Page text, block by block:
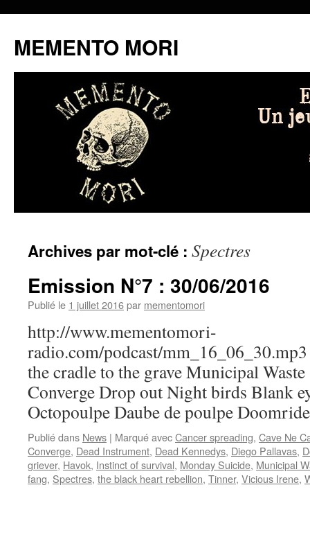
MEMENTO MORI
au
contenu
Archives par mot-clé : Spectres
Emission N°7 : 30/06/2016
Publié le 1 juillet 2016par mementomori
http://www.mementomori-
radio.com/podcast/
the cradle to the grave Municipal
Converge Drop out Night birds Blank
Octopoulpe Daube de poulpe
Publié dans News | Marqué avecCancer spreading, Cave Ne
Converge, Dead Instrument, Dead Kennedys, Diego Pallavas,
griever, Havok, Instinct of survival, Monday Suicide, Municipal
fang, Spectres, the black heart rebellion, Tinner, Vicious Irene,